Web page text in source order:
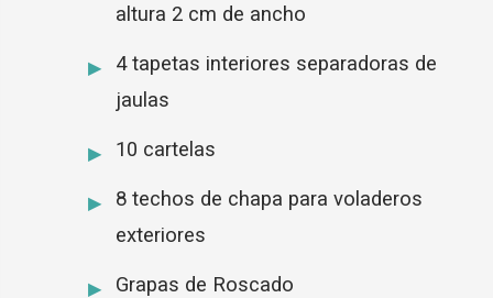
altura 2 cm de ancho
4 tapetas interiores separadoras de
jaulas
10 cartelas
8 techos de chapa para voladeros
exteriores
Grapas de Roscado